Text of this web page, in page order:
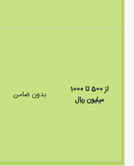
از 500 تا 1000
ميليون ريال
بدون ضامن